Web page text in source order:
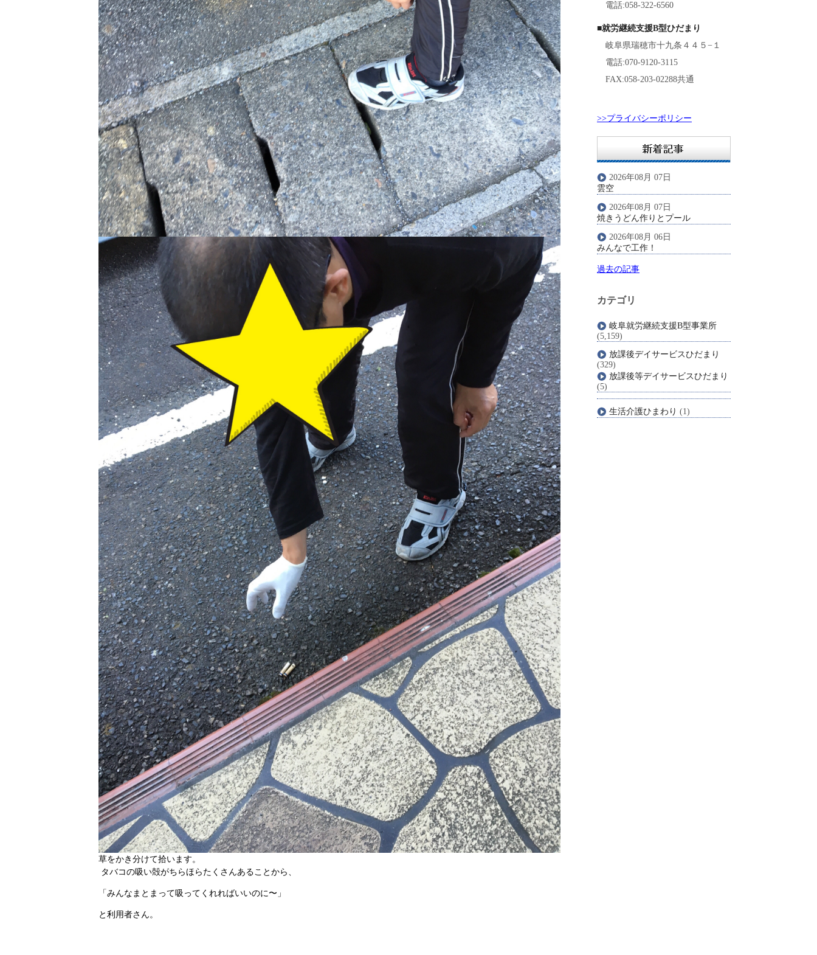
草をかき分けて拾います。
タバコの吸い殻がちらほらたくさんあることから、
「みんなまとまって吸ってくれればいいのに〜」
と利用者さん。
電話:058-322-6560
■就労継続支援B型ひだまり
岐阜県瑞穂市十九条４４５−１
電話:070-9120-3115
FAX:058-203-02288共通
>>プライバシーポリシー
2026年08月 07日
雲空
2026年08月 07日
焼きうどん作りとプール
2026年08月 06日
みんなで工作！
過去の記事
カテゴリ
岐阜就労継続支援B型事業所
(5,159)
放課後デイサービスひだまり
(329)
放課後等デイサービスひだまり
(5)
生活介護ひまわり (1)